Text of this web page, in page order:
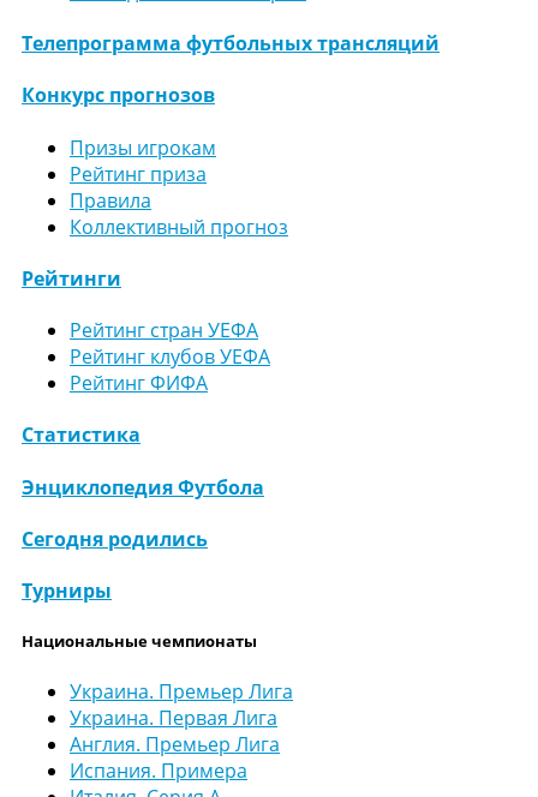
Телепрограмма футбольных трансляций
Конкурс прогнозов
Призы игрокам
Рейтинг приза
Правила
Коллективный прогноз
Рейтинги
Рейтинг стран УЕФА
Рейтинг клубов УЕФА
Рейтинг ФИФА
Статистика
Энциклопедия Футбола
Сегодня родились
Турниры
Национальные чемпионаты
Украина. Премьер Лига
Украина. Первая Лига
Англия. Премьер Лига
Испания. Примера